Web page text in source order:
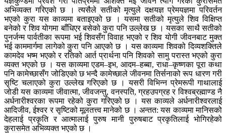
अभिव्यक्त गरिएको छ । त्यसैले सतीको मृत्युले दक्षयज्ञ प्रेमयज्ञमा परिवर्तन
भएको कुरा यस काव्यमा बताइएको छ । यसमा सतीको मृत्युले शिव विक्षिप्त
बनेको र शिव योगमा बाँधिएर बसेको कुरा पनि उल्लेख छ । यसका साथै सतीको
पुनर्जन्म पार्वतीका रूपमा भई शिवसँग विवाह भएको र शिव योगी जीवनबाट मुक्त
भई काममार्गमा लागेको कुरा पनि आएको छ । यस काव्यमा शिवको दिव्यशक्तिले
कामदेव भष्म भएको र रतिको आर्त प्रार्थना पनि शिवको सामु परास्त भएको कुरा
व्यक्त भएको छ । यस काव्यमा एडम–इभ, आदम–हब्बा, राधा–कृष्णका पूरा कथा
पनि कामेच्छासँग जोडिएको छ भन्दै कामेच्छाले जीवनमा तिर्सनाको रूप धारण गरी
सृष्टि चलाएको कुरा उल्लेख गरिएको छ । यसरी विभिन्न प्रेमरूपी गाथालाई
जोडी यस काव्यमा जीवात्मा, जीवजन्तु, वनस्पति, ग्रहउपग्रह र विश्वब्रह्माण्ड नै
अर्धनारीश्वरका रूपमा रहेको कुरा गरिएको छ । यस काव्यले अर्धनारीश्वरलाई
आदिजीव, ईश्वर र सृष्टिको मूलतत्त्व मानेको छ । अन्तत: यस काव्यमा मानिसको
देहलाई प्रकृति र आत्मालाई पुरुष मानी पुरुषबाट प्रकृतिलाई भोगिरहेको
कुरासमेत अभिव्यक्त भएको छ ।